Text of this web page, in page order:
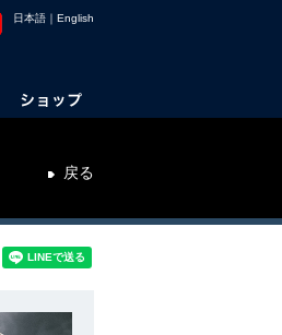
日本語 ｜ English
戻る